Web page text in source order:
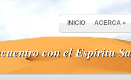
INICIO ACERCA »
con el Espiritu